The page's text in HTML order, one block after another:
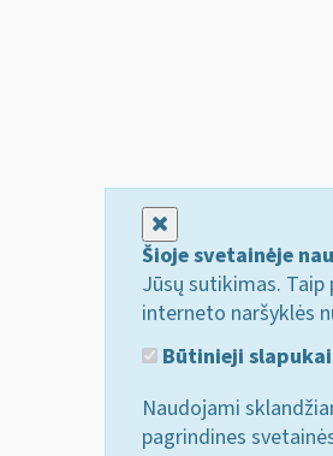
Šioje svetainėje
Jūsų sutikimas.
interneto naršyklės
Būtinieji slapukai
Naudojami
pagrindines